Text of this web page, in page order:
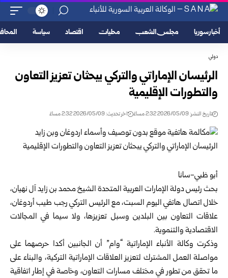
أخبار سوريا مجلس الشعب محليات اقتصاد سياسة
دولي
الرئيسان الإماراتي والتركي يبحثان تعزيز التعاون
والتطورات الإقليمية
تاريخ النشر: 2026/05/09 2:32 مساءً اخر تحديث: 2026/05/09 2:32 مساءً
أبو ظبي-سانا
بحث رئيس دولة الإمارات العربية المتحدة الشيخ محمد بن زايد آل نهيان،
خلال اتصال هاتفي اليوم السبت، مع الرئيس التركي رجب طيب أردوغان،
علاقات التعاون بين البلدين وسبل تعزيزها، ولا سيما في المجالات
الاقتصادية والتنموية.
وذكرت وكالة الأنباء الإماراتية “وام” أن الجانبين أكدا حرصهما على
مواصلة العمل المشترك لتعزيز العلاقات الإماراتية التركية، والبناء على
ما تحقق من تطور في مختلف مسارات التعاون، وخاصة في إطار اتفاقية